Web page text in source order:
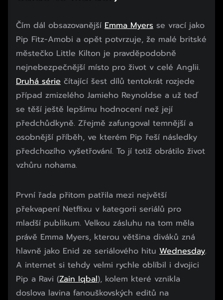
Čím dál obsazovanější Emma Myers se vrací jako
Pip Fitz-Amobi a opět potvrzuje, že malé britské
městečko Little Kilton je pravděpodobně
nejnebezpečnější místo pro život v celé Anglii.
Druhá série čítající šest dílů tentokrát rozjede
případ zmizelého Jamieho Reynoldse a už teď
se těší ještě lepšímu hodnocení než její
předchůdkyně. Zřejmě zafungoval temnější a
osobnější příběh, ve kterém Pip řeší následky
předchozího vyšetřování. To jí totiž obrátilo život
vzhůru nohama.
První řada přitom patřila mezi největší
překvapení Netflixu v kategorii seriálů pro
mladší publikum. Velkou zásluhu na tom měla
právě Emma Myers, kterou většina diváků zná
hlavně jako Enid ze seriálového hitu Wednesday.
A internet si tehdy velmi rychle oblíbil i dvojici
Pip a Ravi (Zain Iqbal), kolem které vznikla
doslova lavina fanouškovských editů na